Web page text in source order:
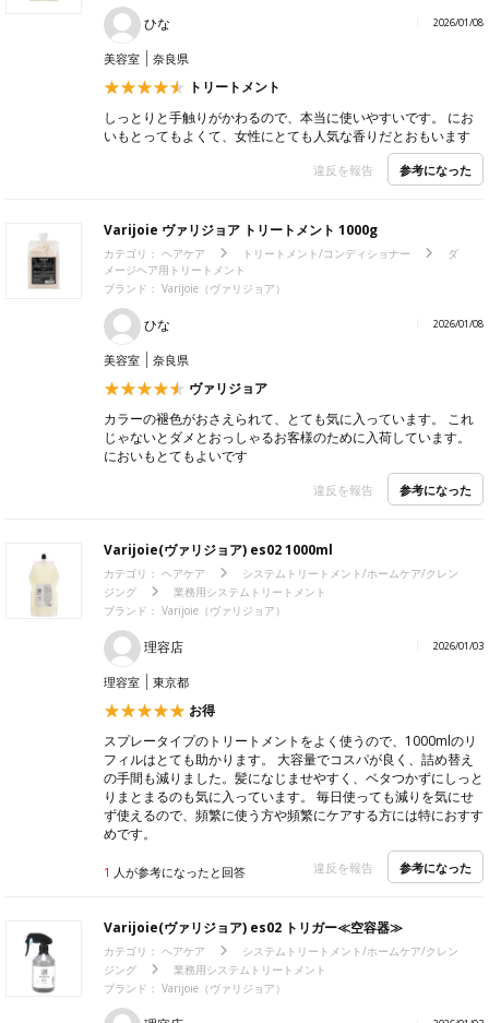
ひな 2026/01/08
美容室 奈良県
トリートメント
しっとりと手触りがかわるので、本当に使いやすいです。 にお
いもとってもよくて、女性にとても人気な香りだとおもいます
違反を報告 参考になった
Varijoie ヴァリジョア トリートメント 1000g
カテゴリ： ヘアケア トリートメント/コンディショナー
ダ
メージヘア用トリートメント
ブランド： Varijoie（ヴァリジョア）
ひな 2026/01/08
美容室 奈良県
ヴァリジョア
カラーの褪色がおさえられて、とても気に入っています。 これ
じゃないとダメとおっしゃるお客様のために入荷しています。
においもとてもよいです
違反を報告 参考になった
Varijoie(ヴァリジョア) es02 1000ml
カテゴリ： ヘアケア
システムトリートメント/ホームケア/クレン
ジング
業務用システムトリートメント
ブランド： Varijoie（ヴァリジョア）
理容店 2026/01/03
理容室 東京都
お得
スプレータイプのトリートメントをよく使うので、1000mlのリ
フィルはとても助かります。 大容量でコスパが良く、詰め替え
の手間も減りました。髪になじませやすく、ベタつかずにしっと
りまとまるのも気に入っています。 毎日使っても減りを気にせ
ず使えるので、頻繁に使う方や頻繁にケアする方には特におすす
めです。
1 人が参考になったと回答 違反を報告 参考になった
Varijoie(ヴァリジョア) es02 トリガー≪空容器≫
カテゴリ： ヘアケア
システムトリートメント/ホームケア/クレン
ジング
業務用システムトリートメント
ブランド： Varijoie（ヴァリジョア）